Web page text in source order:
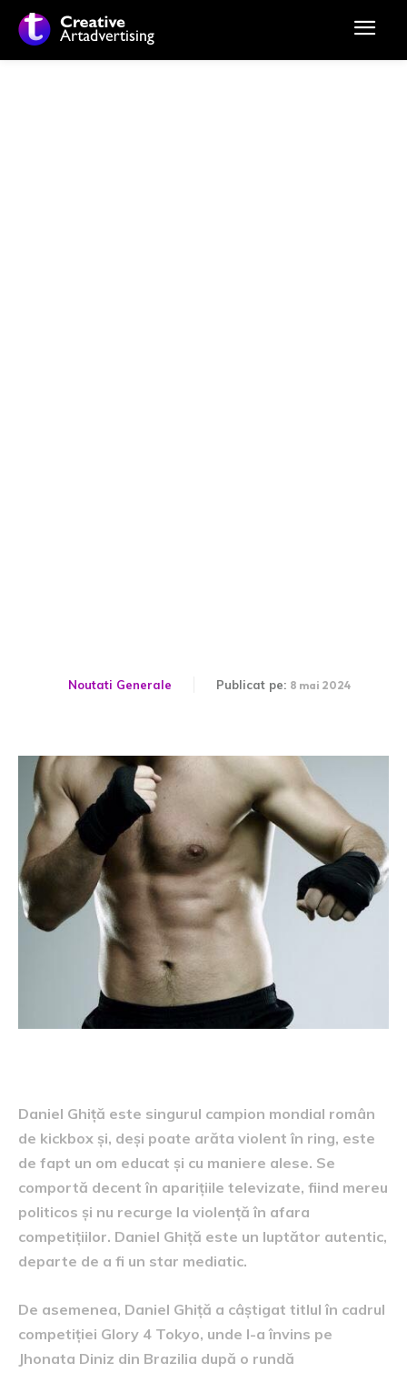
Noutati Generale Publicat pe: 8 mai 2024
Daniel Ghiță este singurul campion mondial român
de kickbox și, deși poate arăta violent în ring, este
de fapt un om educat și cu maniere alese. Se
comportă decent în aparițiile televizate, fiind mereu
politicos și nu recurge la violență în afara
competițiilor. Daniel Ghiță este un luptător autentic,
departe de a fi un star mediatic.
De asemenea, Daniel Ghiță a câștigat titlul în cadrul
competiției Glory 4 Tokyo, unde l-a învins pe
Jhonata Diniz din Brazilia după o rundă